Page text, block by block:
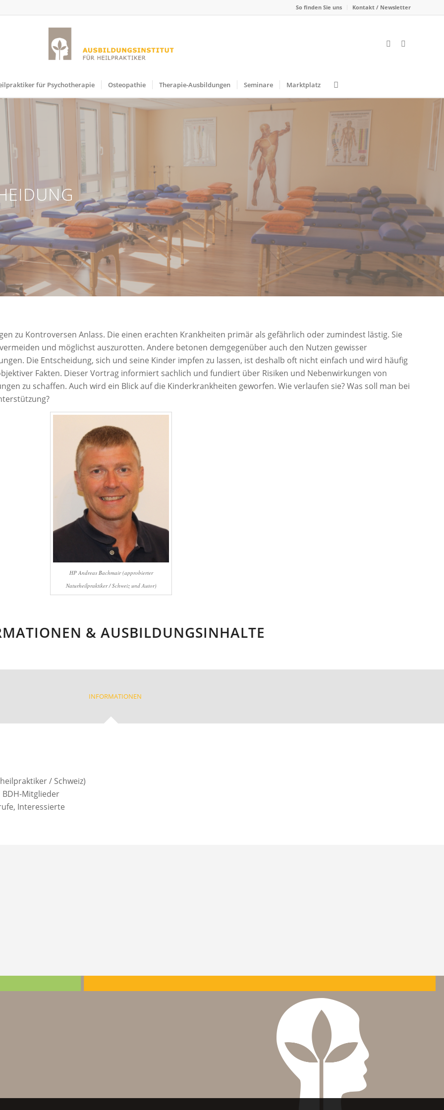
So finden Sie uns Kontakt / Newsletter
für Psychotherapie Osteopathie Therapie-Ausbildungen Seminare Marktplatz
zu Kontroversen Anlass. Die einen erachten Krankheiten primär als gefährlich oder zumindest lästig. Sie
und möglichst auszurotten. Andere betonen demgegenüber auch den Nutzen gewisser
Die Entscheidung, sich und seine Kinder impfen zu lassen, ist deshalb oft nicht einfach und wird häufig
Fakten. Dieser Vortrag informiert sachlich und fundiert über Risiken und Nebenwirkungen von
zu schaffen. Auch wird ein Blick auf die Kinderkrankheiten geworfen. Wie verlaufen sie? Was soll man bei
HP Andreas Bachmair (approbierter
Naturheilpraktiker / Schweiz und Autor)
& AUSBILDUNGSINHALTE
INFORMATIONEN
/ Schweiz)
Mitglieder
Interessierte